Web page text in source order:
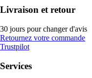
Livraison et retour
30 jours pour changer d'avis
Retournez votre commande
Trustpilot
Services